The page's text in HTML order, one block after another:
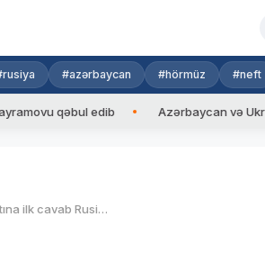
#azərbaycan #hörmüz #neft
qəbul edib Azərbaycan və Ukrayna
Trampın təxribat barədə bəyanatına ilk cavab Rusiyadan gəldi